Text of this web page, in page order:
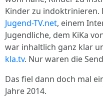
Kinder zu indoktrinieren.
Jugend-TV.net, einem
Jugendliche, dem KiKa
war inhaltlich ganz klar
kla.tv. Nur waren die
Das fiel dann doch mal
Jahre 2014.